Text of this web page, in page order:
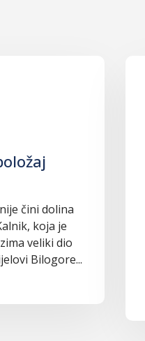
čini dolina
koja je
veliki dio
Bilogore...